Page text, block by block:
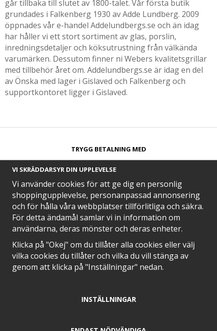
går tillbaka till slutet av 1800-talet. Vår första butik
grundades i Falkenberg 1930 av Adde Lundberg. 2009
öppnades vår e-handel Addelundbergs.se och än idag
har håller vi ett stort sortiment av glas, porslin,
inredningsdetaljer och köksutrustning från välkända
varumärken. Dessutom finner ni Webers kvalitetsgrillar
med tillbehör året om. Addelundbergs.se är idag en del
av Önska med lager i Gislaved och Falkenberg och
supportkontoret ligger i Gislaved.
TRYGG BETALNING MED​
SNABB LEVERANS MED
EN DEL AV
VI SKRÄDDARSYR DIN UPPLEVELSE
Vi använder cookies för att ge dig en personlig
shoppingupplevelse, personanpassad annonsering
och för hålla våra webbplatser tillförlitliga och säkra.
För detta ändamål samlar vi in information om
användarna, deras mönster och deras enheter.
Klicka på "Okej" om du tillåter alla cookies eller välj
vilka cookies du tillåter och vilka du vill stänga av
genom att klicka på "Inställningar" nedan.
INSTÄLLNINGAR